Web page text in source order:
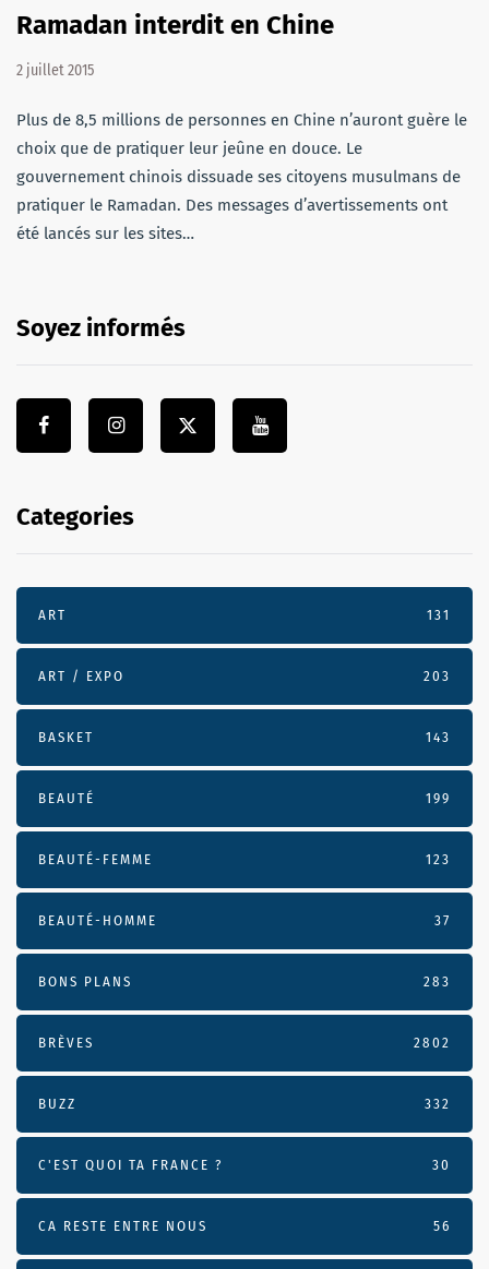
Ramadan interdit en Chine
2 juillet 2015
Plus de 8,5 millions de personnes en Chine n’auront guère le
choix que de pratiquer leur jeûne en douce. Le
gouvernement chinois dissuade ses citoyens musulmans de
pratiquer le Ramadan. Des messages d’avertissements ont
été lancés sur les sites…
Soyez informés
Categories
ART 131
ART / EXPO 203
BASKET 143
BEAUTÉ 199
BEAUTÉ-FEMME 123
BEAUTÉ-HOMME 37
BONS PLANS 283
BRÈVES 2802
BUZZ 332
C'EST QUOI TA FRANCE ? 30
CA RESTE ENTRE NOUS 56